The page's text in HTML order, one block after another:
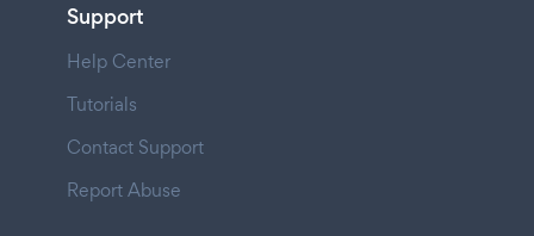
Support
Help Center
Tutorials
Contact Support
Report Abuse